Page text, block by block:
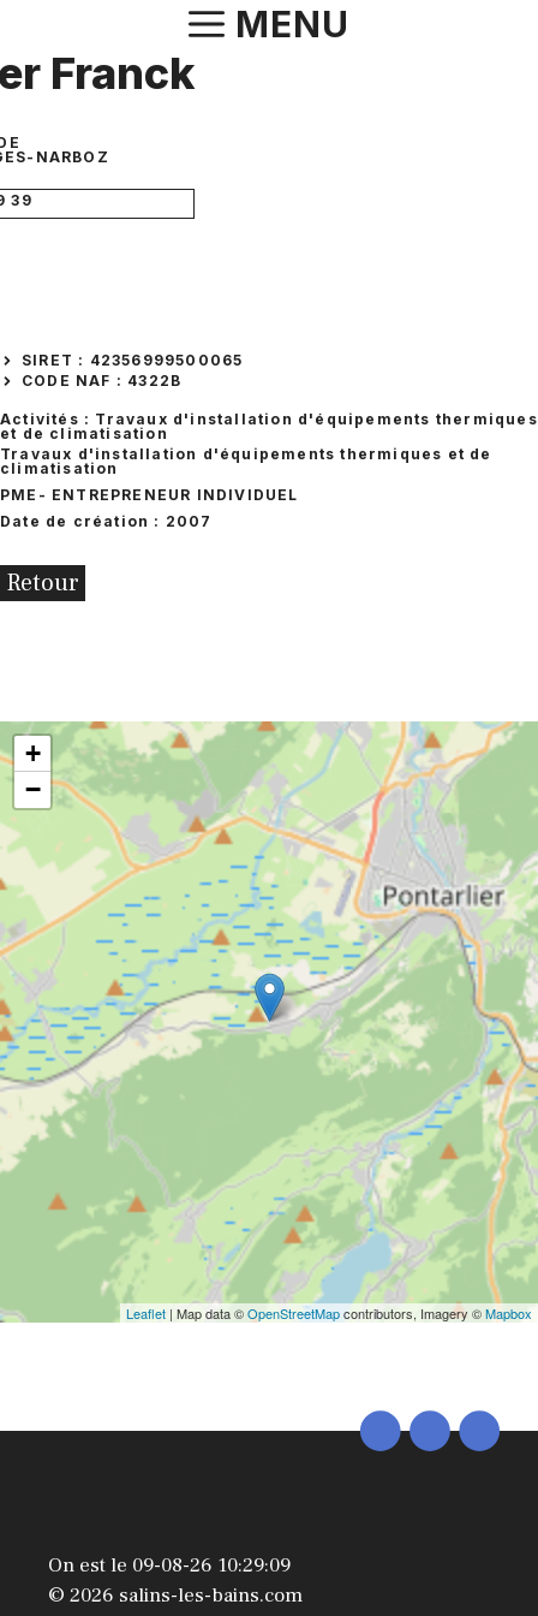
contenu
MENU
Franck
NARBOZ
39
SIRET : 42356999500065
CODE NAF : 4322B
Activités : Travaux d'installation d'équipements thermiques
et de climatisation
Travaux d'installation d'équipements thermiques et de
climatisation
PME - ENTREPRENEUR INDIVIDUEL
Date de création : 2007
Retour
+
−
Leaflet | Map data ©OpenStreetMapcontributors, Imagery ©Mapbox
On est le 09-08-26 10:29:09
© 2026 salins-les-bains.com